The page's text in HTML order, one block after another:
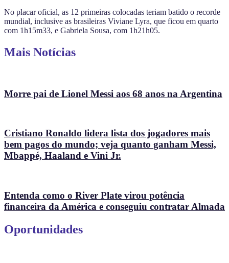
No placar oficial, as 12 primeiras colocadas teriam batido o recorde
mundial, inclusive as brasileiras Viviane Lyra, que ficou em quarto
com 1h15m33, e Gabriela Sousa, com 1h21h05.
Mais Notícias
Morre pai de Lionel Messi aos 68 anos na Argentina
Cristiano Ronaldo lidera lista dos jogadores mais
bem pagos do mundo; veja quanto ganham Messi,
Mbappé, Haaland e Vini Jr.
Entenda como o River Plate virou potência
financeira da América e conseguiu contratar Almada
Oportunidades